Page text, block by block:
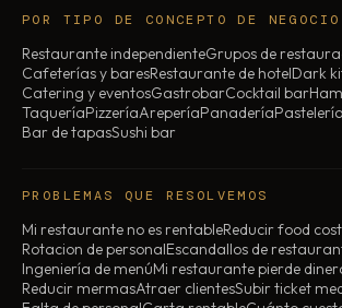
POR TIPO DE CONCEPTO DE NEGOCIO
Restaurante independienteGrupos de
Cafeterías y baresRestaurante de hotelDark
Catering y eventosGastrobarCocktail bar
TaqueríaPizzeríaAreperíaPanaderíaPastelería
Bar de tapasSushi bar
PROBLEMAS QUE RESOLVEMOS
Mi restaurante no es rentableReducir food cost
Rotacion de personalEscandallos de
Ingeniería de menúMi restaurante pierde
Reducir mermasAtraer clientesSubir ticket